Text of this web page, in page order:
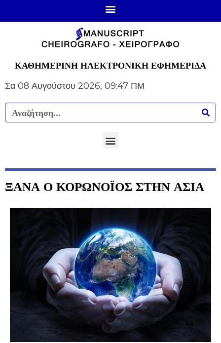
ΚΑΘΗΜΕΡΙΝΗ ΗΛΕΚΤΡΟΝΙΚΗ ΕΦΗΜΕΡΙΔΑ
Σα 08 Αυγούστου 2026, 09:47 ΠΜ
ΞΑΝΑ Ο ΚΟΡΩΝΟΪΟΣ ΣΤΗΝ ΑΣΙΑ